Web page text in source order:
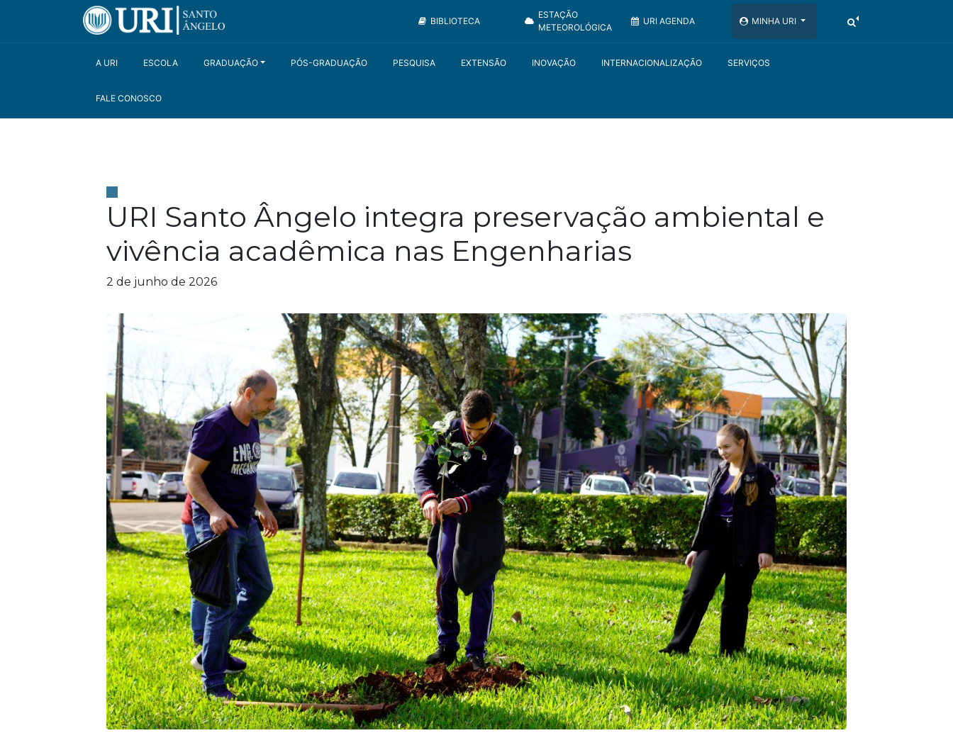
BIBLIOTECA
ESTAÇÃO
METEOROLÓGICA
URI AGENDA MINHA URI
A URI ESCOLA GRADUAÇÃO PÓS-GRADUAÇÃO PESQUISA EXTENSÃO INOVAÇÃO INTERNACIONALIZAÇÃO SERVIÇOS
FALE CONOSCO
URI Santo Ângelo integra preservação ambiental e
vivência acadêmica nas Engenharias
2 de junho de 2026